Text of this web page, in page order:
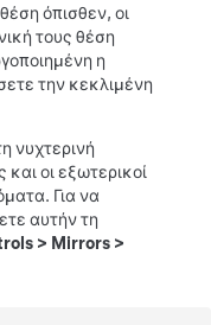
όπισθεν, οι
τους θέση
η
την κεκλιμένη
νυχτερινή
οι εξωτερικοί
Για να
αυτήν τη
> Mirrors >